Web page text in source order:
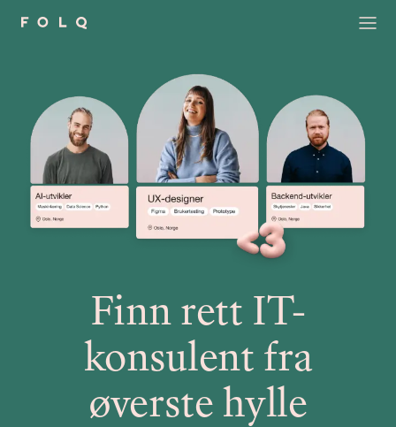
Finn rett IT-
konsulent fra
øverste hylle